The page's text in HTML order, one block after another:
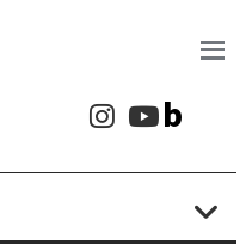
인스타그램
유튜브b